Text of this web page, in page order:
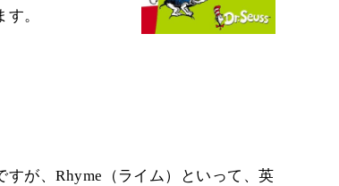
。
が、Rhyme（ライム）といって、英